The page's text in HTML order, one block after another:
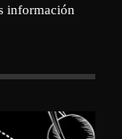
información